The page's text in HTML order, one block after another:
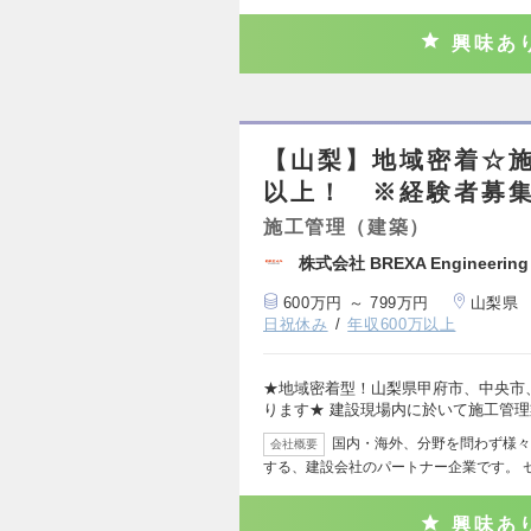
興味あ
【山梨】地域密着
以上！ ※経験者募
施工管理（建築）
株式会社 BREXA Engineering
600万円 ～ 799万円
山梨県
日祝休み
年収600万以上
★地域密着型！山梨県甲府市、中央市
ります★ 建設現場内に於いて施工管
会社概要
国内・海外、分野を問わず様
する、建設会社のパートナー企業です。
興味あ